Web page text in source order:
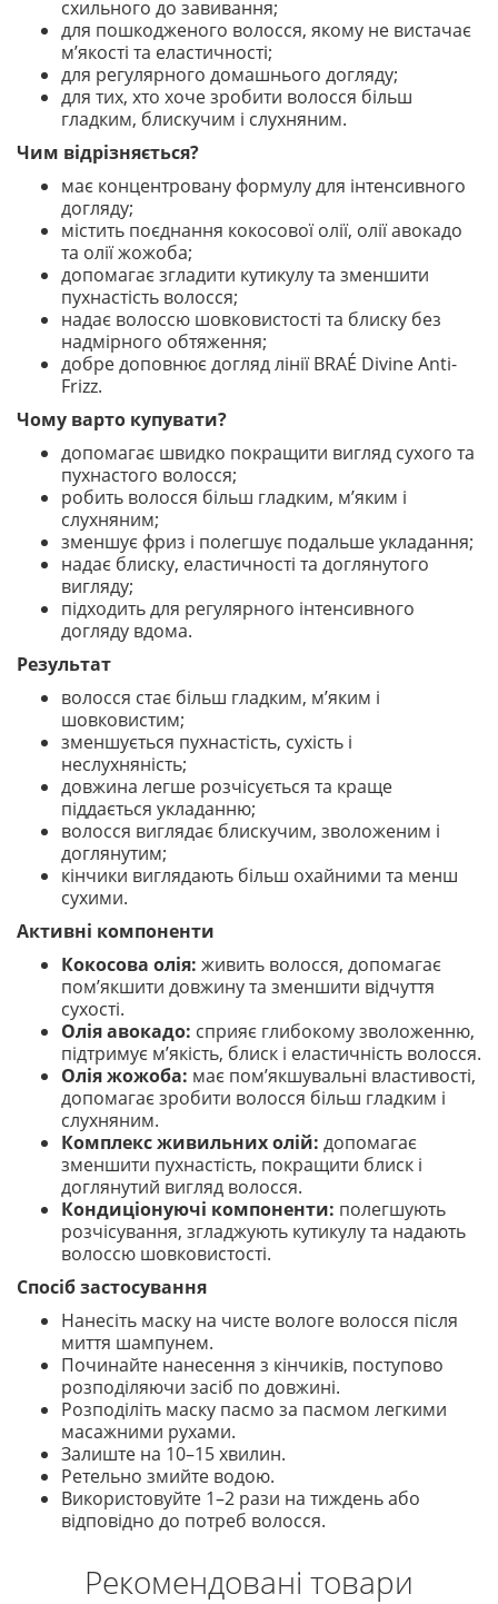
схильного до завивання;
для пошкодженого волосся, якому не вистачає
м’якості та еластичності;
для регулярного домашнього догляду;
для тих, хто хоче зробити волосся більш
гладким, блискучим і слухняним.
Чим відрізняється?
має концентровану формулу для інтенсивного
догляду;
містить поєднання кокосової олії, олії авокадо
та олії жожоба;
допомагає згладити кутикулу та зменшити
пухнастість волосся;
надає волоссю шовковистості та блиску без
надмірного обтяження;
добре доповнює догляд лінії BRAÉ Divine Anti-
Frizz.
Чому варто купувати?
допомагає швидко покращити вигляд сухого та
пухнастого волосся;
робить волосся більш гладким, м’яким і
слухняним;
зменшує фриз і полегшує подальше укладання;
надає блиску, еластичності та доглянутого
вигляду;
підходить для регулярного інтенсивного
догляду вдома.
Результат
волосся стає більш гладким, м’яким і
шовковистим;
зменшується пухнастість, сухість і
неслухняність;
довжина легше розчісується та краще
піддається укладанню;
волосся виглядає блискучим, зволоженим і
доглянутим;
кінчики виглядають більш охайними та менш
сухими.
Активні компоненти
Кокосова олія: живить волосся, допомагає
пом’якшити довжину та зменшити відчуття
сухості.
Олія авокадо: сприяє глибокому зволоженню,
підтримує м’якість, блиск і еластичність волосся.
Олія жожоба: має пом’якшувальні властивості,
допомагає зробити волосся більш гладким і
слухняним.
Комплекс живильних олій: допомагає
зменшити пухнастість, покращити блиск і
доглянутий вигляд волосся.
Кондиціонуючі компоненти: полегшують
розчісування, згладжують кутикулу та надають
волоссю шовковистості.
Спосіб застосування
Нанесіть маску на чисте вологе волосся після
миття шампунем.
Починайте нанесення з кінчиків, поступово
розподіляючи засіб по довжині.
Розподіліть маску пасмо за пасмом легкими
масажними рухами.
Залиште на 10–15 хвилин.
Ретельно змийте водою.
Використовуйте 1–2 рази на тиждень або
відповідно до потреб волосся.
Рекомендовані товари